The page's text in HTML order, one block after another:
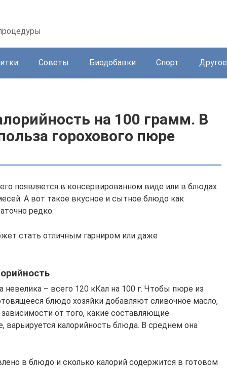
Советы Биодобавки Спорт Другое
на 100 грамм. В
горохового пюре
появляется в консервированном виде или в блюдах
А вот такое вкусное и сытное блюдо как
редко.
стать отличным гарниром или даже
невелика – всего 120 кКал на 100 г. Чтобы пюре из
блюдо хозяйки добавляют сливочное масло,
от того, какие составляющие
калорийность блюда. В среднем она
в блюдо и сколько калорий содержится в готовом